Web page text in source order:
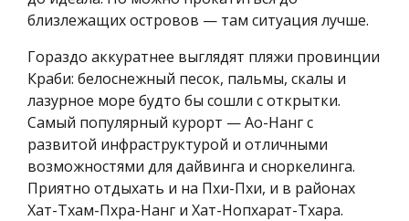
близлежащих островов — там ситуация лучше.
Гораздо аккуратнее выглядят пляжи провинции
Краби: белоснежный песок, пальмы, скалы и
лазурное море будто бы сошли с открытки.
Самый популярный курорт — Ао-Нанг с
развитой инфраструктурой и отличными
возможностями для дайвинга и сноркелинга.
Приятно отдыхать и на Пхи-Пхи, и в районах
Хат-Тхам-Пхра-Нанг и Хат-Нопхарат-Тхара.